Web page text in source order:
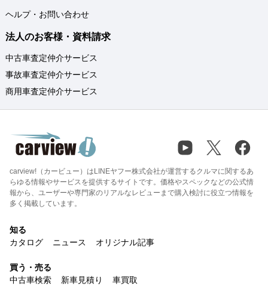
ヘルプ・お問い合わせ
法人のお客様・資料請求
中古車査定仲介サービス
事故車査定仲介サービス
商用車査定仲介サービス
carview!（カービュー）はLINEヤフー株式会社が運営するクルマに関するあ
らゆる情報やサービスを提供するサイトです。価格やスペックなどの公式情
報から、ユーザーや専門家のリアルなレビューまで購入検討に役立つ情報を
多く掲載しています。
知る
カタログ
ニュース オリジナル記事
買う・売る
中古車検索
新車見積り 車買取